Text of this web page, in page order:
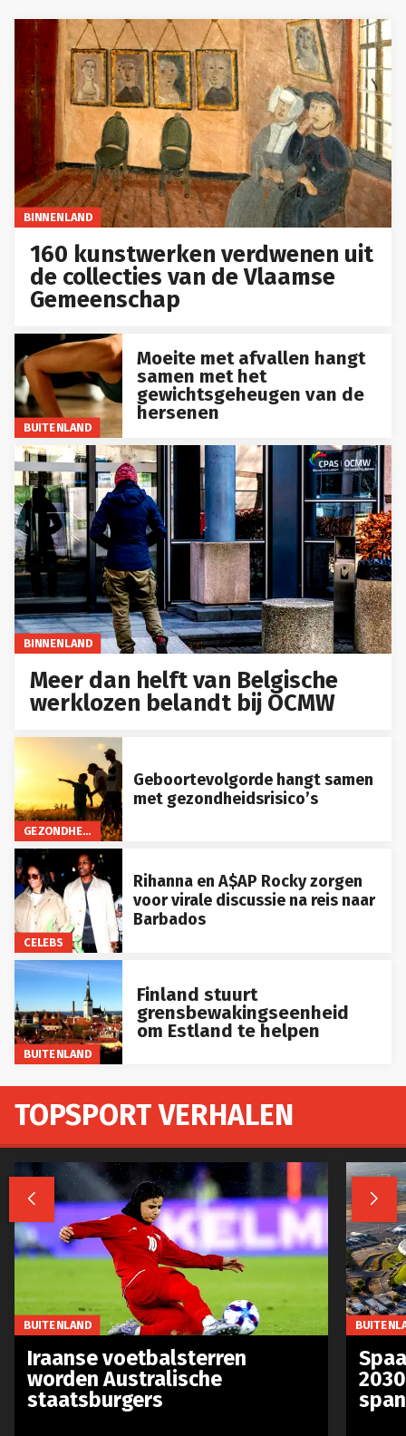
BINNENLAND
160 kunstwerken verdwenen uit
de collecties van de Vlaamse
Gemeenschap
BUITENLAND
Moeite met afvallen hangt
samen met het
gewichtsgeheugen van de
hersenen
BINNENLAND
Meer dan helft van Belgische
werklozen belandt bij OCMW
GEZONDHEID
Geboortevolgorde hangt samen
met gezondheidsrisico’s
CELEBS
Rihanna en A$AP Rocky zorgen
voor virale discussie na reis naar
Barbados
BUITENLAND
Finland stuurt
grensbewakingseenheid
om Estland te helpen
TOPSPORT VERHALEN
 
BUITENLAND
Iraanse voetbalsterren
worden Australische
staatsburgers